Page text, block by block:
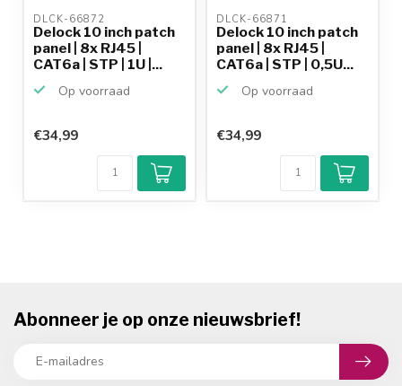
DLCK-66872
Delock 10 inch patch
panel | 8x RJ45 |
CAT6a | STP | 1U |...
Op voorraad
€34,99
DLCK-66871
Delock 10 inch patch
panel | 8x RJ45 |
CAT6a | STP | 0,5U...
Op voorraad
€34,99
Abonneer je op onze nieuwsbrief!